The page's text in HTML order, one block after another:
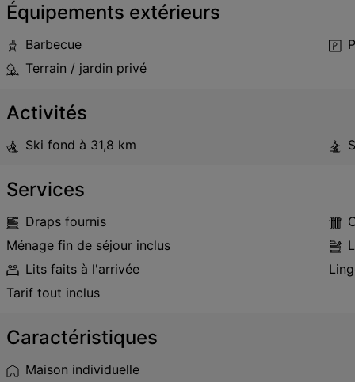
Équipements extérieurs
Barbecue
Terrain / jardin privé
Activités
Ski fond à 31,8 km
Services
Draps fournis
Ménage fin de séjour inclus
Lits faits à l'arrivée
Tarif tout inclus
Caractéristiques
Maison individuelle